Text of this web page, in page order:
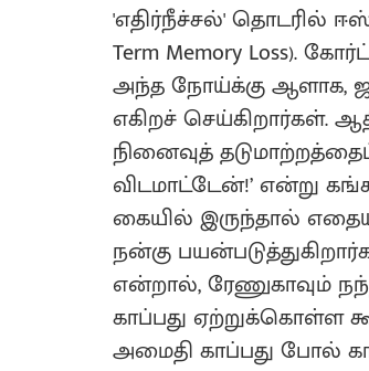
'எதிர்நீச்சல்' தொடரில்
Term Memory Loss).
அந்த நோய்க்கு ஆளாக,
எகிறச் செய்கிறார்கள்.
நினைவுத்
விடமாட்டேன்!’ என்று
கையில் இருந்தால்
நன்கு
என்றால், ரேணுகாவும்
காப்பது ஏற்றுக்கொள்ள
அமைதி காப்பது போல்